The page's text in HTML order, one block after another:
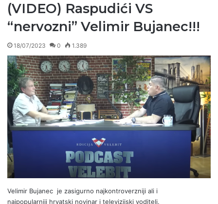
(VIDEO) Raspudići VS
“nervozni” Velimir Bujanec!!!
18/07/2023 0 1.389
Velimir Bujanec je zasigurno najkontroverzniji ali i
najpopularniji hrvatski novinar i televizijski voditelj.